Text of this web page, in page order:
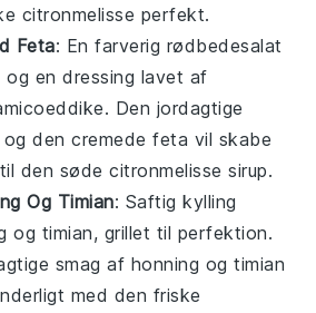
citronmelisse perfekt.
Feta: En farverig rødbedesalat
og en dressing lavet af
. Den jordagtige
den cremedefeta vil skabe
den sødecitronmelisse sirup.
Og Timian: Saftigkylling
og timian, grillet til perfektion.
smag af honning ogtimian
med den friske